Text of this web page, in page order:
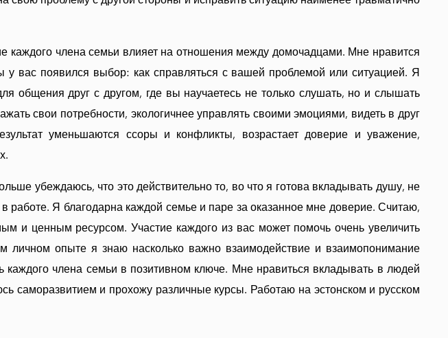
каждого члена семьи влияет на отношения между домочадцами. Мне нравится
у вас появился выбор: как справляться с вашей проблемой или ситуацией. Я
общения друг с другом, где вы научаетесь не только слушать, но и слышать
свои потребности, экологичнее управлять своими эмоциями, видеть в друг
уменьшаются ссоры и конфликты, возрастает доверие и уважение,
убеждаюсь, что это действительно то, во что я готова вкладывать душу, не
работе. Я благодарна каждой семье и паре за оказанное мне доверие. Считаю,
и ценным ресурсом. Участие каждого из вас может помочь очень увеличить
личном опыте я знаю насколько важно взаимодействие и взаимопонимание
члена семьи в позитивном ключе. Мне нравиться вкладывать в людей
саморазвитием и прохожу различные курсы. Работаю на эстонском и русском